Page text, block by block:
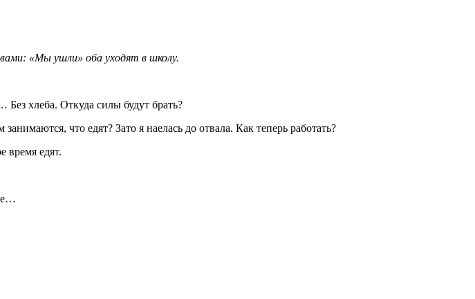
«Мы ушли» оба уходят в школу.
хлеба. Откуда силы будут брать?
что едят? Зато я наелась до отвала. Как теперь работать?
время едят.